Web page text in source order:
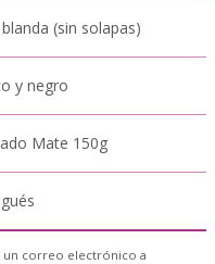
(sin solapas)
y negro
Mate 150g
un correo electrónico a